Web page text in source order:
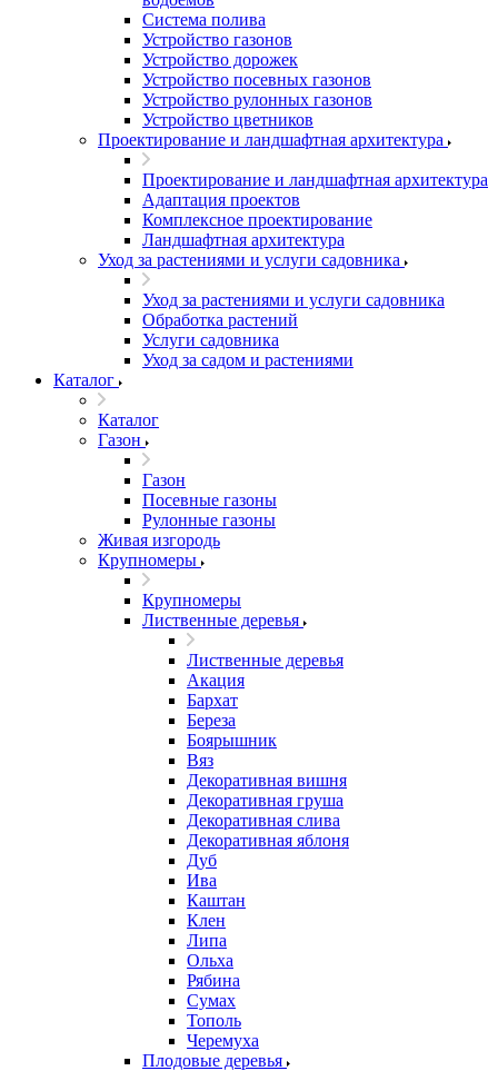
Система полива
Устройство газонов
Устройство дорожек
Устройство посевных газонов
Устройство рулонных газонов
Устройство цветников
Проектирование и ландшафтная архитектура
Проектирование и ландшафтная архитектура
Адаптация проектов
Комплексное проектирование
Ландшафтная архитектура
Уход за растениями и услуги садовника
Уход за растениями и услуги садовника
Обработка растений
Услуги садовника
Уход за садом и растениями
Каталог
Каталог
Газон
Газон
Посевные газоны
Рулонные газоны
Живая изгородь
Крупномеры
Крупномеры
Лиственные деревья
Лиственные деревья
Акация
Бархат
Береза
Боярышник
Вяз
Декоративная вишня
Декоративная груша
Декоративная слива
Декоративная яблоня
Дуб
Ива
Каштан
Клен
Липа
Ольха
Рябина
Сумах
Тополь
Черемуха
Плодовые деревья